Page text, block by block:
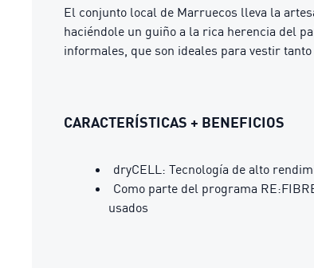
El conjunto local de Marruecos lleva la
haciéndole un guiño a la rica herencia del
informales, que son ideales para vestir
CARACTERÍSTICAS + BENEFICIOS
dryCELL: Tecnología de alto
Como parte del programa
usados